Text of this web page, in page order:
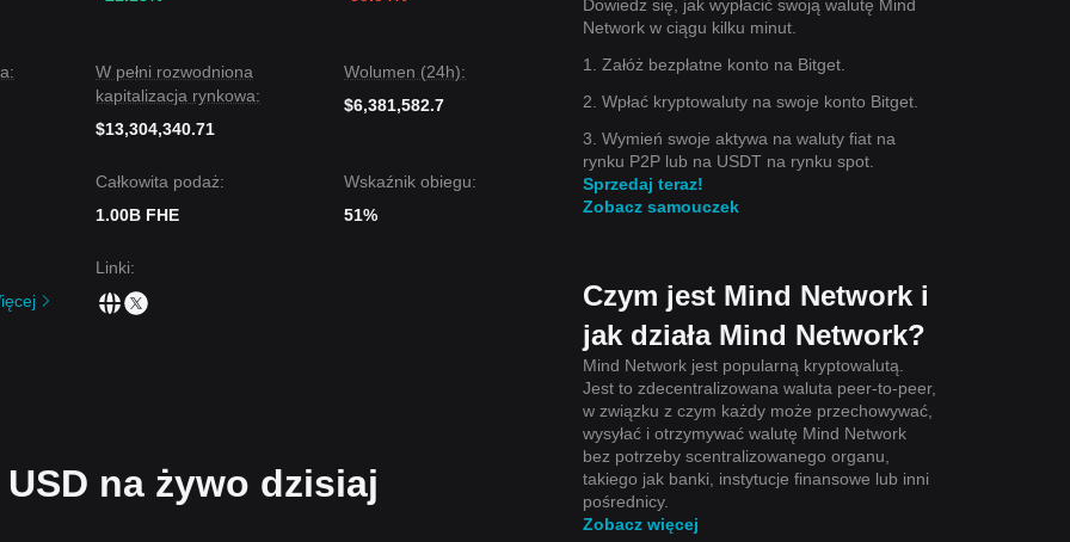
W pełni rozwodniona
kapitalizacja rynkowa:
$13,304,340.71
Wolumen (24h):
$6,381,582.7
Całkowita podaż:
1.00B FHE
Wskaźnik obiegu:
51%
Linki:
na żywo dzisiaj
Dowiedz się, jak wypłacić swoją walutę Mind
Network w ciągu kilku minut.
1. Załóż bezpłatne konto na Bitget.
2. Wpłać kryptowaluty na swoje konto Bitget.
3. Wymień swoje aktywa na waluty fiat na
rynku P2P lub na USDT na rynku spot.
Sprzedaj teraz!
Zobacz samouczek
Czym jest Mind Network i
jak działa Mind Network?
Mind Network jest popularną kryptowalutą.
Jest to zdecentralizowana waluta peer-to-peer,
w związku z czym każdy może przechowywać,
wysyłać i otrzymywać walutę Mind Network
bez potrzeby scentralizowanego organu,
takiego jak banki, instytucje finansowe lub inni
pośrednicy.
Zobacz więcej